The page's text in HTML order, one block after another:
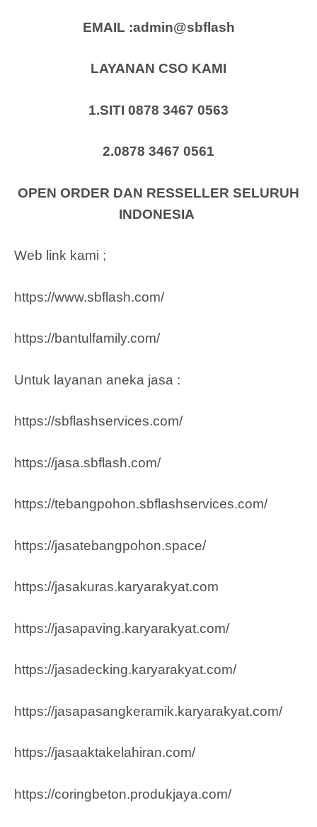
EMAIL :admin@sbflash
LAYANAN CSO KAMI
1.SITI 0878 3467 0563
2.0878 3467 0561
OPEN ORDER DAN RESSELLER SELURUH
INDONESIA
Web link kami ;
https://www.sbflash.com/
https://bantulfamily.com/
Untuk layanan aneka jasa :
https://sbflashservices.com/
https://jasa.sbflash.com/
https://tebangpohon.sbflashservices.com/
https://jasatebangpohon.space/
https://jasakuras.karyarakyat.com
https://jasapaving.karyarakyat.com/
https://jasadecking.karyarakyat.com/
https://jasapasangkeramik.karyarakyat.com/
https://jasaaktakelahiran.com/
https://coringbeton.produkjaya.com/